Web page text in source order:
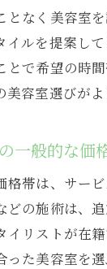
となく美容室
イルを提案し
とで希望の時
美容室選びが
一般的な価
格帯は、サー
どの施術は、
イリストが在
った美容室を